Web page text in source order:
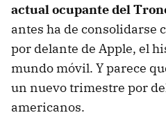
actual ocupante del
antes ha de consolidarse
por delante de Apple, el
mundo móvil. Y parece
un nuevo trimestre por
americanos.